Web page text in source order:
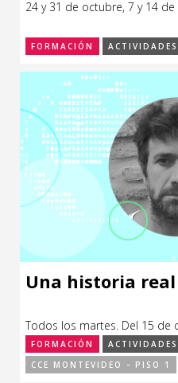
Espacio itinerante de
Formación
Género y Diversidad
Infantil y Juvenil
Letras
Medio Ambiente
Sin categoría
24 y 31 de octubre, 7 y 14
FORMACIÓN ACTIVIDADES
Una historia real
Todos los martes. Del 15 de
2024.
FORMACIÓN
ACTIVIDADES
CCE MONTEVIDEO - PISO 1